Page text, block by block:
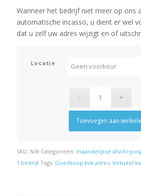
Wanneer het bedrijf niet meer op ons
automatische incasso, u dient er wel
dat u zelf uw adres wijzigt en of
Locatie
Toevoegen aan
SKU: N/B Categorieën: maandelijkse
1 bedrijf Tags: Goedkoop kvk adres, Virtueel